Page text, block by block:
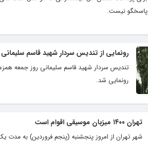
پاسخگو نیست.
رونمایی از تندیس سردار شهید قاسم سلیمانی
تندیس سردار شهید قاسم سلیمانی روز جمعه
رونمایی شد.
تهران ۱۴۰۰ میزبان موسیقی اقوام است
شهر تهران از امروز پنجشنبه (پنجم فروردین) به مدت